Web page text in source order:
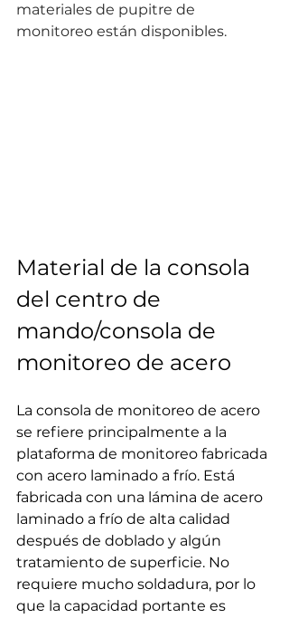
materiales de pupitre de
monitoreo están disponibles.
Material de la consola
del centro de
mando/consola de
monitoreo de acero
La consola de monitoreo de acero
se refiere principalmente a la
plataforma de monitoreo fabricada
con acero laminado a frío. Está
fabricada con una lámina de acero
laminado a frío de alta calidad
después de doblado y algún
tratamiento de superficie. No
requiere mucho soldadura, por lo
que la capacidad portante es